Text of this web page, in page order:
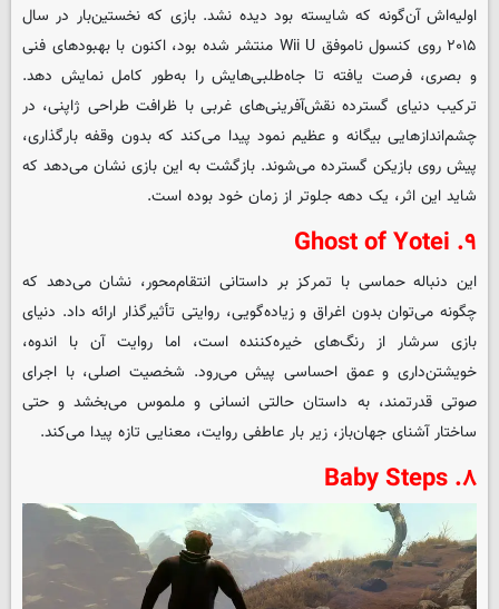
اولیه‌اش آن‌گونه که شایسته بود دیده نشد. بازی که نخستین‌بار در سال
۲۰۱۵ روی کنسول ناموفق Wii U منتشر شده بود، اکنون با بهبودهای فنی
و بصری، فرصت یافته تا جاه‌طلبی‌هایش را به‌طور کامل نمایش دهد.
ترکیب دنیای گسترده نقش‌آفرینی‌های غربی با ظرافت طراحی ژاپنی، در
چشم‌اندازهایی بیگانه و عظیم نمود پیدا می‌کند که بدون وقفه بارگذاری،
پیش روی بازیکن گسترده می‌شوند. بازگشت به این بازی نشان می‌دهد که
شاید این اثر، یک دهه جلوتر از زمان خود بوده است.
۹. Ghost of Yotei
این دنباله حماسی با تمرکز بر داستانی انتقام‌محور، نشان می‌دهد که
چگونه می‌توان بدون اغراق و زیاده‌گویی، روایتی تأثیرگذار ارائه داد. دنیای
بازی سرشار از رنگ‌های خیره‌کننده است، اما روایت آن با اندوه،
خویشتن‌داری و عمق احساسی پیش می‌رود. شخصیت اصلی، با اجرای
صوتی قدرتمند، به داستان حالتی انسانی و ملموس می‌بخشد و حتی
ساختار آشنای جهان‌باز، زیر بار عاطفی روایت، معنایی تازه پیدا می‌کند.
۸. Baby Steps